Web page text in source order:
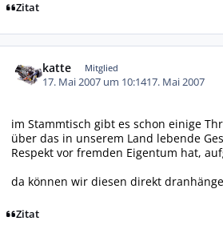
Zitat
katte Mitglied
17. Mai 2007 um 10:1417. Mai 2007
im Stammtisch gibt es schon einige
über das in unserem Land lebende
Respekt vor fremden Eigentum hat,
da können wir diesen direkt
Zitat